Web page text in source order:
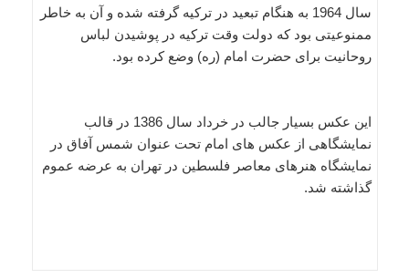
سال 1964 به هنگام تبعید در ترکیه گرفته شده و آن به خاطر
ممنوعیتی بود که دولت وقت ترکیه در پوشیدن لباس
روحانیت برای حضرت امام (ره) وضع کرده بود.
این عکس بسیار جالب در خرداد سال 1386 در قالب
نمایشگاهی از عکس های امام تحت عنوان شمس آفاق در
نمایشگاه هنرهای معاصر فلسطین در تهران به عرضه عموم
گذاشته شد.